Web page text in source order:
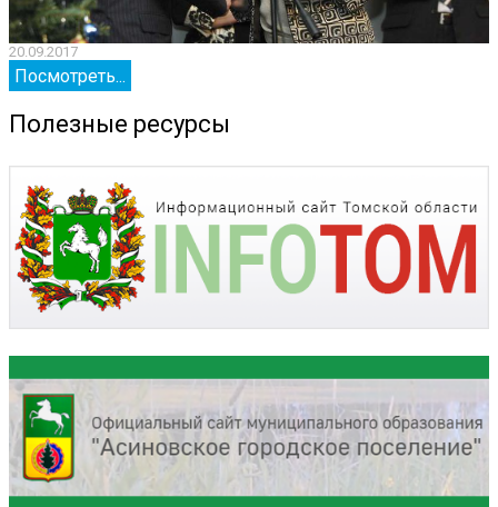
20.09.2017
Посмотреть...
Полезные ресурсы